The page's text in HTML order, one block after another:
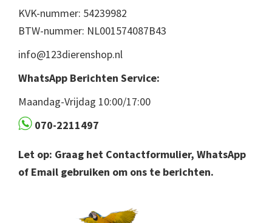
KVK-nummer: 54239982
BTW-nummer: NL001574087B43
info@123dierenshop.nl
WhatsApp Berichten Service:
Maandag-Vrijdag 10:00/17:00
070-2211497
Let op: Graag het Contactformulier, WhatsApp
of Email gebruiken om ons te berichten.